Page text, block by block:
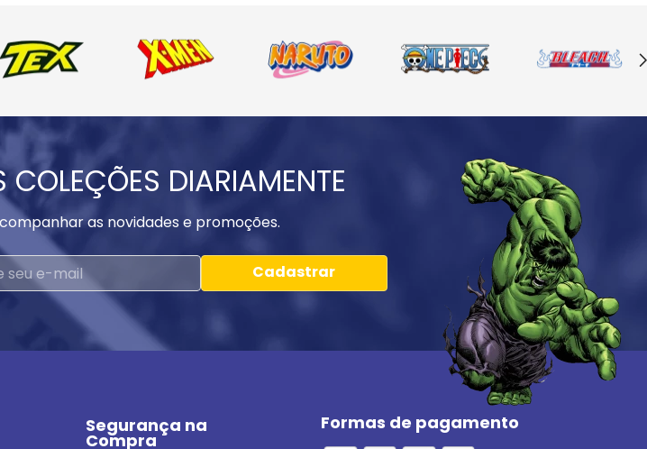
DIARIAMENTE
as novidades e promoções.
Cadastrar
Segurança na
Compra
Formas de pagamento